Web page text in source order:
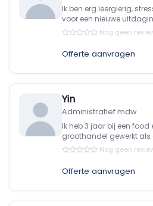
Ik ben erg leergierig,
voor een nieuwe
Nog geen
Offerte aanvragen
Yin
Administratief mdw
Ik heb 3 jaar bij een
groothandel gewerkt als
Nog geen
Offerte aanvragen